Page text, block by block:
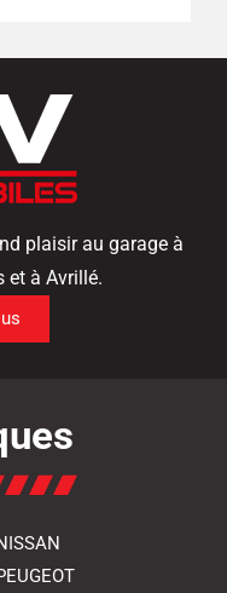
plaisir au garage à
et à Avrillé.